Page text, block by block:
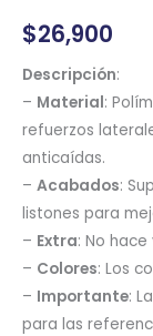
$26,900
Descripción:
– Material:
refuerzos
anticaídas.
– Acabados:
listones para
– Extra: No
– Colores: Los
– Importante:
para las